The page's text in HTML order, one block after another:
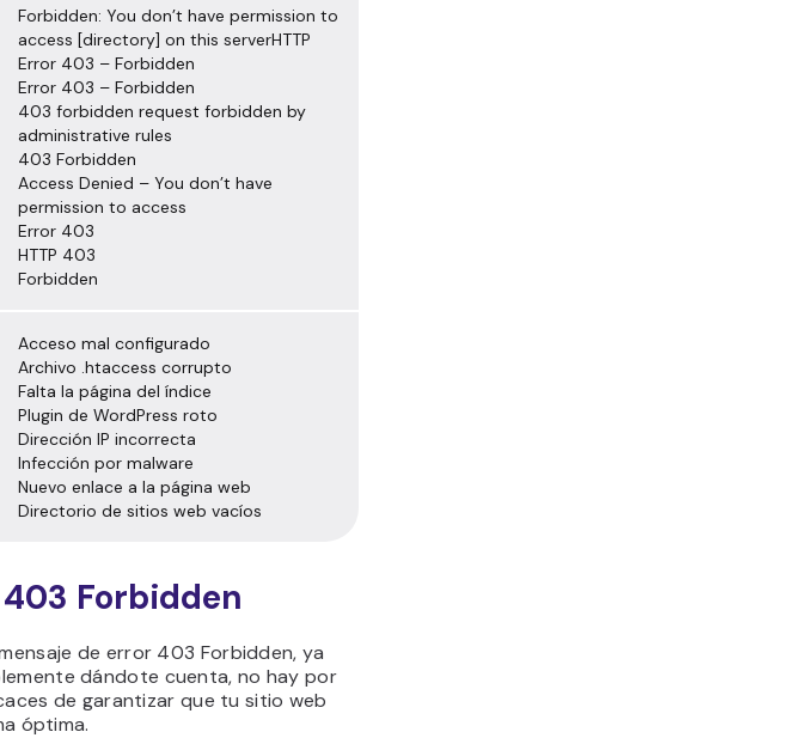
Forbidden: You don’t have permission to
access [directory] on this serverHTTP
Error 403 – Forbidden
Error 403 – Forbidden
403 forbidden request forbidden by
administrative rules
403 Forbidden
Access Denied – You don’t have
permission to access
Error 403
HTTP 403
Forbidden
Acceso mal configurado
Archivo .htaccess corrupto
Falta la página del índice
Plugin de WordPress roto
Dirección IP incorrecta
Infección por malware
Nuevo enlace a la página web
Directorio de sitios web vacíos
Forbidden
de error 403 Forbidden, ya
dándote cuenta, no hay por
de garantizar que tu sitio web
óptima.